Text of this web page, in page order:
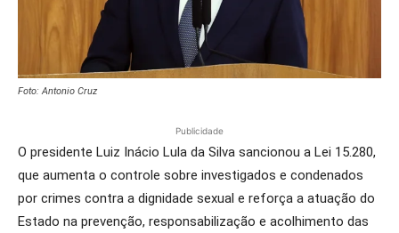
Foto: Antonio Cruz
Publicidade
O presidente Luiz Inácio Lula da Silva sancionou a Lei 15.280,
que aumenta o controle sobre investigados e condenados
por crimes contra a dignidade sexual e reforça a atuação do
Estado na prevenção, responsabilização e acolhimento das